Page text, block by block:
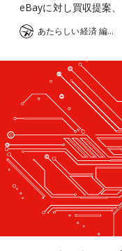
eBayに対し買収提案
あたらしい経済 編集部